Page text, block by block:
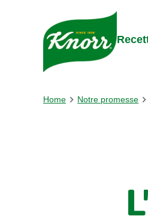
Skip to:
Home Notre promesse